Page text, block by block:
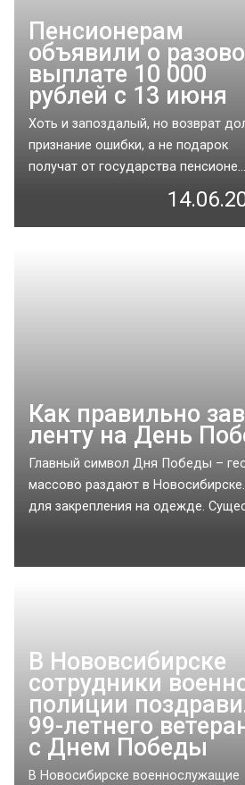
Пенсионерам
объявили о
выплате 10 000
рублей с 13 июня
Хоть и запоздалый, но возврат
признание ошибки, а не подарок
получат от государства пенсионе...
Как правильно
ленту на День
Главный символ Дня Победы –
массово раздают в
для закрепления на одежде.
В Нововсибирске
сотрудники
полиции
99-летнего
с Днем Победы
В Новосибирске военнослужащие